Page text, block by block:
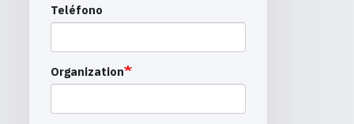
Teléfono
Organization